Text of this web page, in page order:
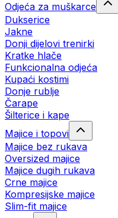
Odjeća za muškarce
Dukserice
Jakne
Donji dijelovi trenirki
Kratke hlače
Funkcionalna odjeća
Kupaći kostimi
Donje rublje
Čarape
Šilterice i kape
Majice i topovi
Majice bez rukava
Oversized majice
Majice dugih rukava
Crne majice
Kompresijske majice
Slim-fit majice